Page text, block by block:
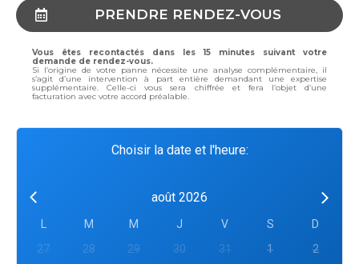
PRENDRE RENDEZ-VOUS
Vous êtes recontactés dans les 15 minutes suivant votre
demande de rendez-vous.
Si l’origine de votre panne nécessite une analyse complémentaire, il
s’agit d’une intervention à part entière demandant une expertise
supplémentaire. Celle-ci vous sera chiffrée et fera l’objet d’une
facturation avec votre accord préalable.
Choisir la date et l'heure:
août 2026
M M J V S
D
27
28 29 30 31 1
2